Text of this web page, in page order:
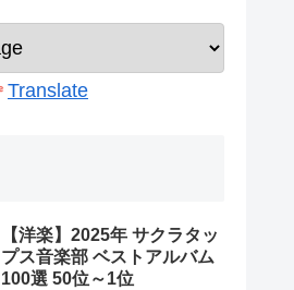
Translate
【洋楽】2025年 サクラタッ
プス音楽部 ベストアルバム
100選 50位～1位